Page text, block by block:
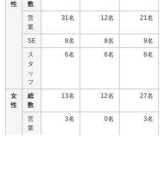
性
数
営
業
31名 12名 21名
SE 8名 8名
9名
ス
タ
ッ
フ
6名 6名 8名
女
性
総
数
13名 12名 27名
営
業
3名 0名 3名